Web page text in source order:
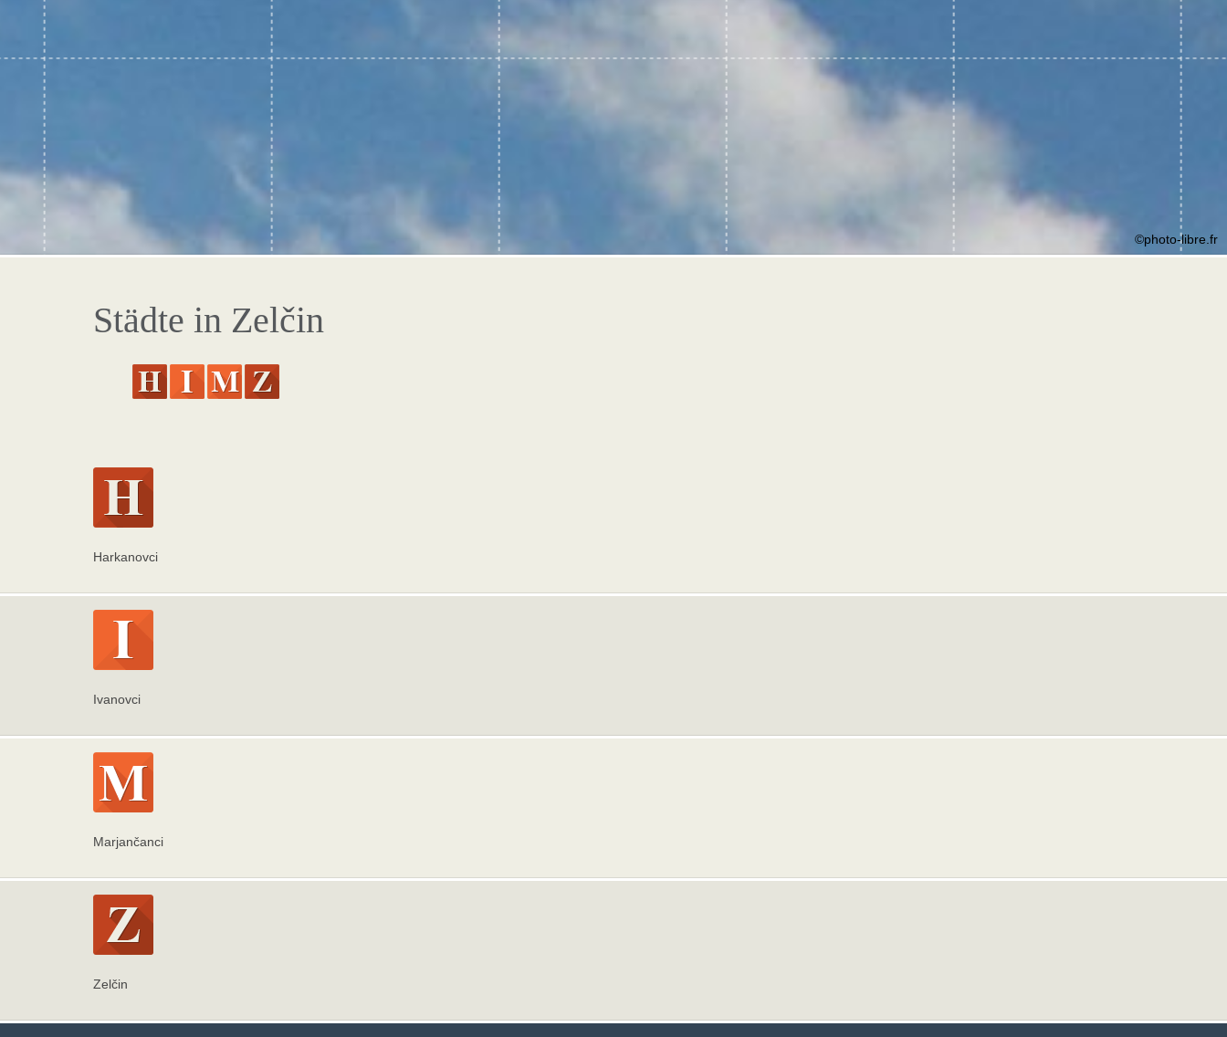
©photo-libre.fr
Städte in Zelčin
Harkanovci
Ivanovci
Marjančanci
Zelčin